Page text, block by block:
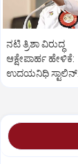
ನಟಿ ತ್ರಿಶಾ ವಿರುದ್ಧ
ಆಕ್ಷೇಪಾರ್ಹ ಹೇಳಿಕೆ:
ಉದಯನಿಧಿ ಸ್ಟಾಲಿನ್‌